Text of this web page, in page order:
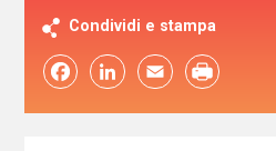
Condividi e stampa
FacebookLinkedIn Email